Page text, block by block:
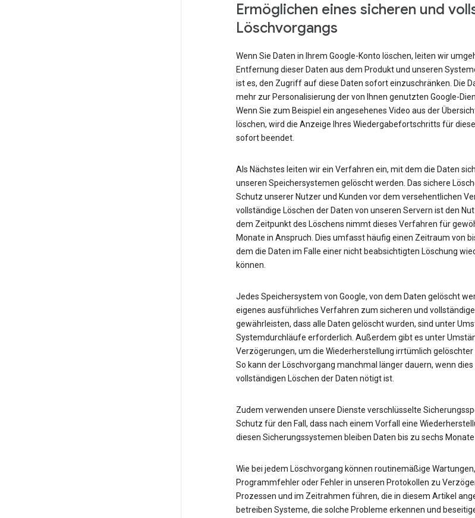
Ermöglichen eines sicheren und
Löschvorgangs
Wenn Sie Daten in Ihrem Google-Konto löschen, leiten wir
Entfernung dieser Daten aus dem Produkt und unseren
ist es, den Zugriff auf diese Daten sofort einzuschränken. Die
mehr zur Personalisierung der von Ihnen genutzten Google-
Wenn Sie zum Beispiel ein angesehenes Video aus der
löschen, wird die Anzeige Ihres Wiedergabefortschritts für
sofort beendet.
Als Nächstes leiten wir ein Verfahren ein, mit dem die Daten
unseren Speichersystemen gelöscht werden. Das sichere
Schutz unserer Nutzer und Kunden vor dem versehentlichen
vollständige Löschen der Daten von unseren Servern ist den
dem Zeitpunkt des Löschens nimmt dieses Verfahren für
Monate in Anspruch. Dies umfasst häufig einen Zeitraum von
dem die Daten im Falle einer nicht beabsichtigten Löschung
können.
Jedes Speichersystem von Google, von dem Daten gelöscht
eigenes ausführliches Verfahren zum sicheren und
gewährleisten, dass alle Daten gelöscht wurden, sind unter
Systemdurchläufe erforderlich. Außerdem gibt es unter
Verzögerungen, um die Wiederherstellung irrtümlich
So kann der Löschvorgang manchmal länger dauern, wenn
vollständigen Löschen der Daten nötigt ist.
Zudem verwenden unsere Dienste verschlüsselte
Schutz für den Fall, dass nach einem Vorfall eine
diesen Sicherungssystemen bleiben Daten bis zu sechs
Wie bei jedem Löschvorgang können routinemäßige
Programmfehler oder Fehler in unseren Protokollen zu
Prozessen und im Zeitrahmen führen, die in diesem Artikel
betreiben Systeme, die solche Probleme erkennen und